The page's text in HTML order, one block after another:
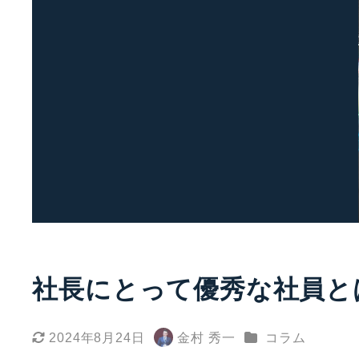
社長にとって優秀な社員
2024年8月24日
著
金村 秀一 カテゴリー
コラム